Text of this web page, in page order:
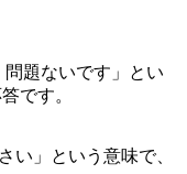
問題ないです」とい
です。
い」という意味で、